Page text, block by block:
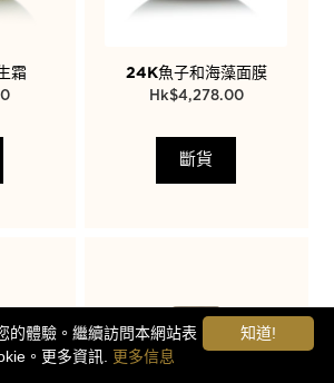
霜 24K魚子和海藻面膜
$4,278.00
斷貨
知道!
的體驗。繼續訪問本網站表
。更多資訊. 更多信息